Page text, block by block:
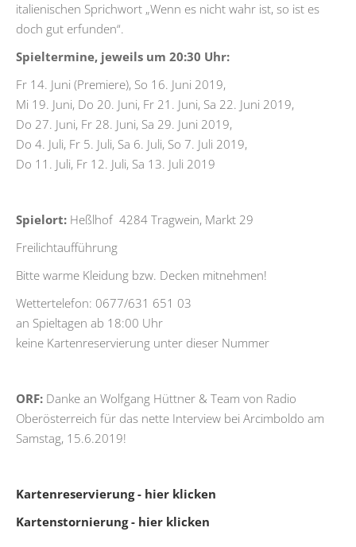
italienischen Sprichwort „Wenn es nicht wahr ist, so ist es
doch gut erfunden“.
Spieltermine, jeweils um 20:30 Uhr:
Fr 14. Juni (Premiere), So 16. Juni 2019,
Mi 19. Juni, Do 20. Juni, Fr 21. Juni, Sa 22. Juni 2019,
Do 27. Juni, Fr 28. Juni, Sa 29. Juni 2019,
Do 4. Juli, Fr 5. Juli, Sa 6. Juli, So 7. Juli 2019,
Do 11. Juli, Fr 12. Juli, Sa 13. Juli 2019
Spielort: Heßlhof 4284 Tragwein, Markt 29
Freilichtaufführung
Bitte warme Kleidung bzw. Decken mitnehmen!
Wettertelefon: 0677/631 651 03
an Spieltagen ab 18:00 Uhr
keine Kartenreservierung unter dieser Nummer
ORF: Danke an Wolfgang Hüttner & Team von Radio
Oberösterreich für das nette Interview bei Arcimboldo am
Samstag, 15.6.2019!
Kartenreservierung - hier klicken
Kartenstornierung - hier klicken